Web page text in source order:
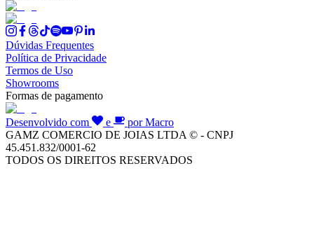
Dúvidas Frequentes
Política de Privacidade
Termos de Uso
Showrooms
Formas de pagamento
Desenvolvido com e
por Macro
GAMZ COMERCIO DE JOIAS LTDA © - CNPJ
45.451.832/0001-62
TODOS OS DIREITOS RESERVADOS